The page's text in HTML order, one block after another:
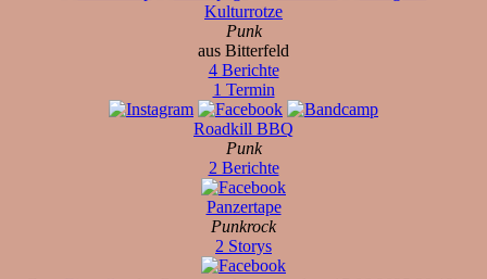
Kulturrotze
Punk
aus Bitterfeld
4 Berichte
1 Termin
Roadkill BBQ
Punk
2 Berichte
Panzertape
Punkrock
2 Storys